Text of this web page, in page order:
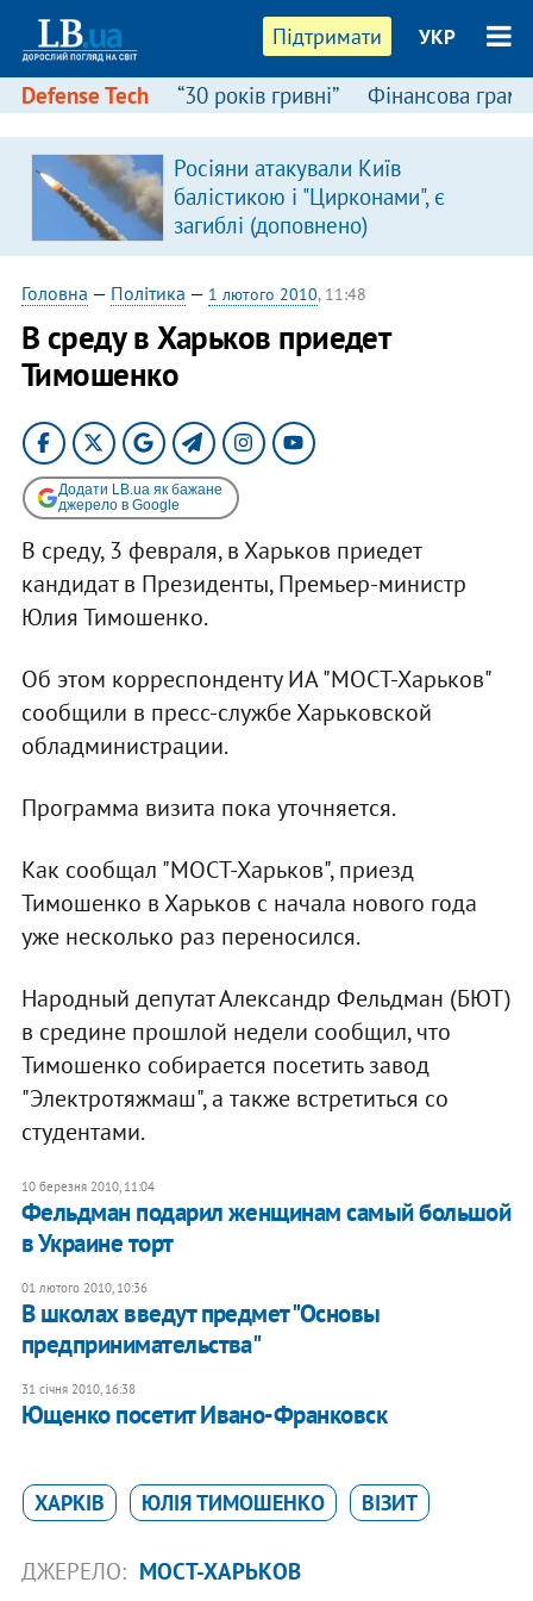
Підтримати УКР
Defense Tech “30 років гривні” Фінансова
Росіяни атакували Київ
балістикою і "Цирконами", є
загиблі (доповнено)
Головна — Політика — 1 лютого 2010, 11:48
В среду в Харьков приедет
Тимошенко
Додати LB.ua як бажане
джерело в Google
В среду, 3 февраля, в Харьков приедет
кандидат в Президенты, Премьер-министр
Юлия Тимошенко.
Об этом корреспонденту ИА "МОСТ-Харьков"
сообщили в пресс-службе Харьковской
обладминистрации.
Программа визита пока уточняется.
Как сообщал "МОСТ-Харьков", приезд
Тимошенко в Харьков с начала нового года
уже несколько раз переносился.
Народный депутат Александр Фельдман (БЮТ)
в средине прошлой недели сообщил, что
Тимошенко собирается посетить завод
"Электротяжмаш", а также встретиться со
студентами.
10 березня 2010, 11:04
Фельдман подарил женщинам самый большой
в Украине торт
01 лютого 2010, 10:36
В школах введут предмет "Основы
предпринимательства"
31 січня 2010, 16:38
Ющенко посетит Ивано-Франковск
ХАРКІВ ЮЛІЯ ТИМОШЕНКО ВІЗИТ
ДЖЕРЕЛО: МОСТ-ХАРЬКОВ